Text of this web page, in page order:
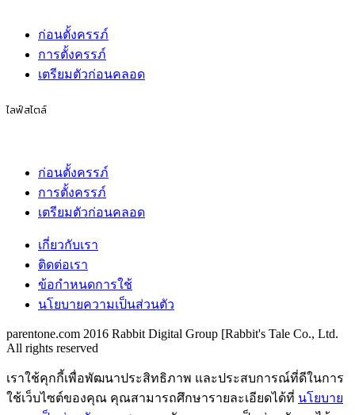
ก่อนตั้งครรภ์
การตั้งครรภ์
เตรียมตัวก่อนคลอด
ไลฟ์สไตล์
ก่อนตั้งครรภ์
การตั้งครรภ์
เตรียมตัวก่อนคลอด
เกี่ยวกับเรา
ติดต่อเรา
ข้อกำหนดการใช้
นโยบายความเป็นส่วนตัว
parentone.com 2016 Rabbit Digital Group [Rabbit's Tale Co., Ltd.
All rights reserved
เราใช้คุกกี้เพื่อพัฒนาประสิทธิภาพ และประสบการณ์ที่ดีในการ
ใช้เว็บไซต์ของคุณ คุณสามารถศึกษารายละเอียดได้ที่ นโยบาย